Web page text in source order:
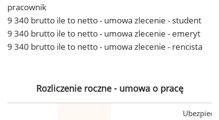
pracownik
9 340 brutto ile to netto - umowa zlecenie - student
9 340 brutto ile to netto - umowa zlecenie - emeryt
9 340 brutto ile to netto - umowa zlecenie - rencista
Rozliczenie roczne - umowa o pracę